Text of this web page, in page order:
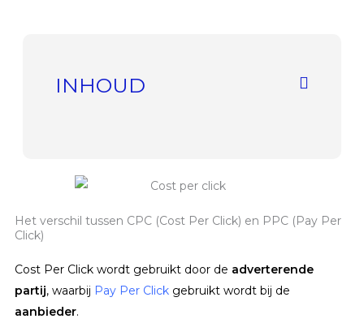
INHOUD
Het verschil tussen CPC (Cost Per Click) en PPC (Pay Per
Click)
Cost Per Click wordt gebruikt door de adverterende
partij, waarbij Pay Per Clickgebruikt wordt bij de
aanbieder.